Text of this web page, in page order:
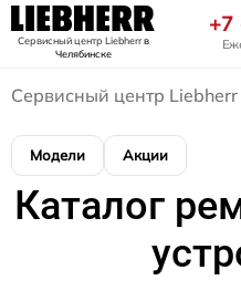
Сервисный центр Liebherrв
Челябинске
+7
Сервисный центр Liebherr
Модели Акции
Каталог